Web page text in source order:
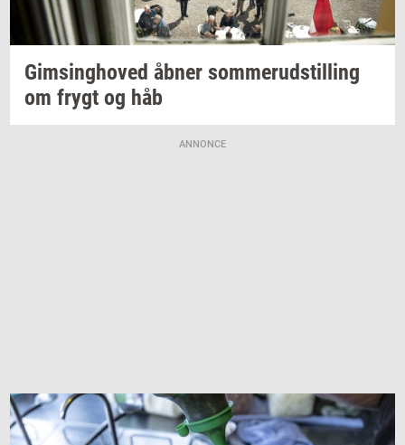
Gims­ing­ho­ved åbner som­mer­ud­stil­ling
om frygt og håb
ANNONCE